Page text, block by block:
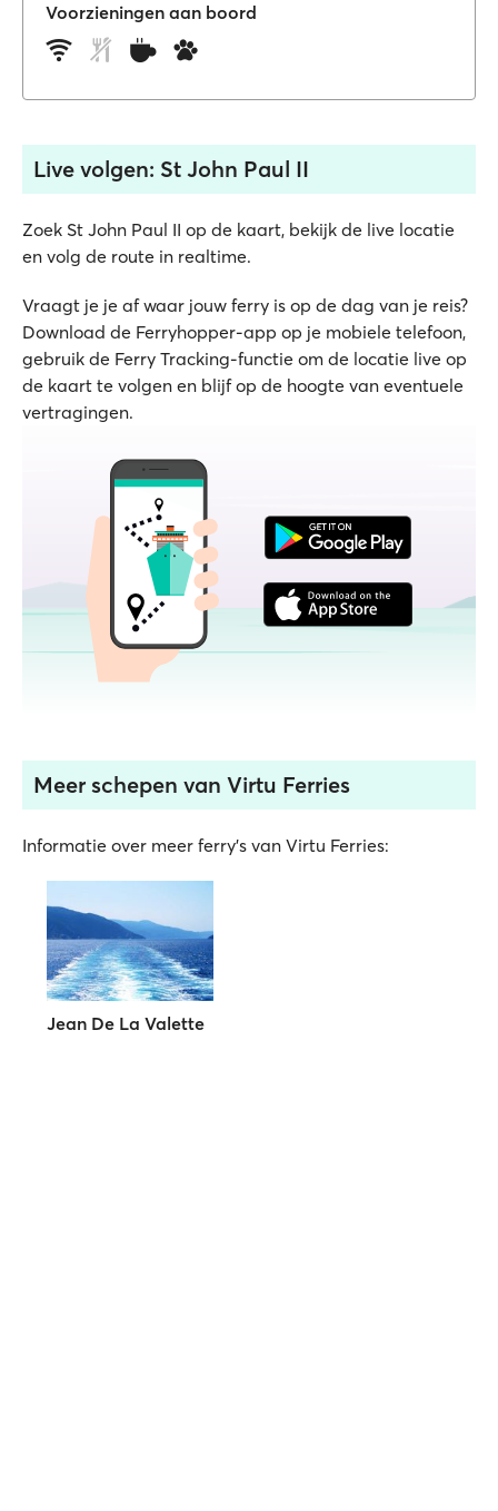
Voorzieningen aan boord
Live volgen: St John Paul II
Zoek St John Paul II op de kaart, bekijk de live locatie
en volg de route in realtime.
Vraagt je je af waar jouw ferry is op de dag van je reis?
Download de Ferryhopper-app op je mobiele telefoon,
gebruik de Ferry Tracking-functie om de locatie live op
de kaart te volgen en blijf op de hoogte van eventuele
vertragingen.
Meer schepen van Virtu Ferries
Informatie over meer ferry's van Virtu Ferries:
Jean De La Valette